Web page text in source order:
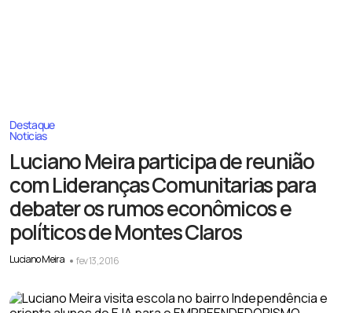
Destaque
Noticias
Luciano Meira participa de reunião
com Lideranças Comunitarias para
debater os rumos econômicos e
políticos de Montes Claros
Luciano Meira fev 13, 2016